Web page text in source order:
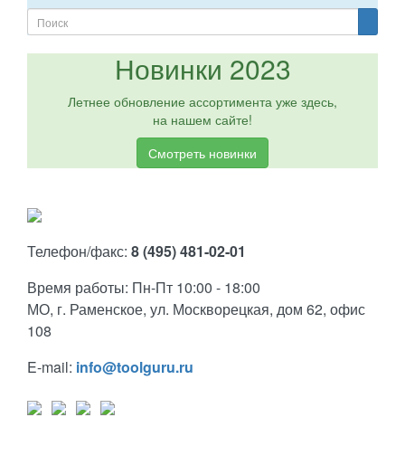
Новинки 2023
Летнее обновление ассортимента уже здесь,
на нашем сайте!
Смотреть новинки
Телефон/факс: 8 (495) 481-02-01
Время работы: Пн-Пт 10:00 - 18:00
МО, г. Раменское, ул. Москворецкая, дом 62, офис
108
E-mail: info@toolguru.ru